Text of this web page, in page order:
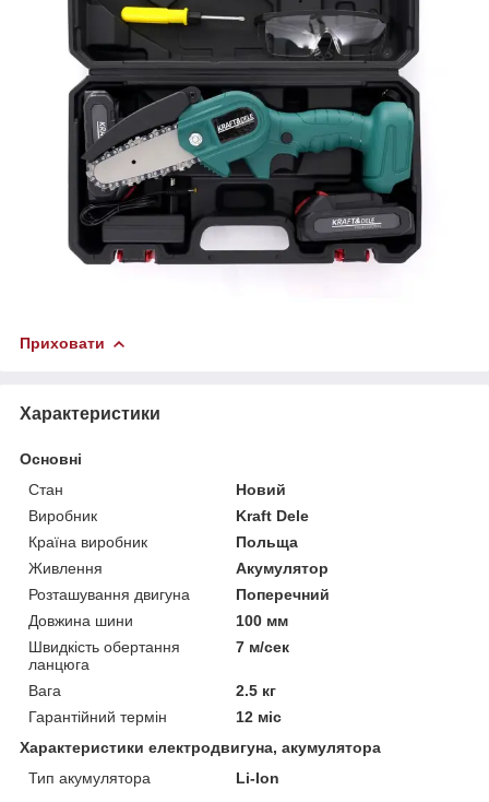
Приховати
Характеристики
Основні
Стан
Новий
Виробник
Kraft Dele
Країна виробник
Польща
Живлення
Акумулятор
Розташування двигуна
Поперечний
Довжина шини
100 мм
Швидкість обертання
ланцюга
7 м/сек
Вага
2.5 кг
Гарантійний термін
12 міс
Характеристики електродвигуна, акумулятора
Тип акумулятора
Li-Ion